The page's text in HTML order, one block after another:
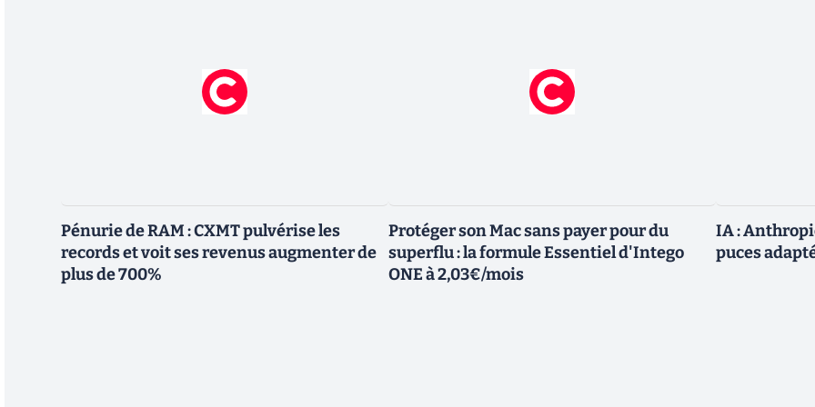
Pénurie de RAM : CXMT pulvérise les
records et voit ses revenus augmenter de
plus de 700%
Protéger son Mac sans payer pour du
superflu : la formule Essentiel d'Intego
ONE à 2,03€/mois
IA :
puces